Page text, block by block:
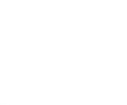
連性は？